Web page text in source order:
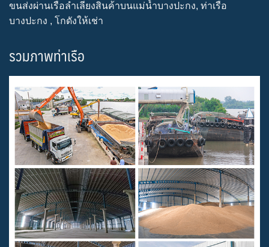
ขนส่งผ่านเรือลำเลียงสินค้าบนแม่น้ำบางปะกง, ท่าเรือ
บางปะกง , โกดังให้เช่า
รวมภาพท่าเรือ